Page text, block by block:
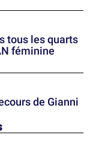
tous les quarts
féminine
de Gianni